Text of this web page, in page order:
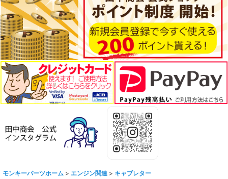
モンキーパーツホーム > エンジン関連 > キャブレター